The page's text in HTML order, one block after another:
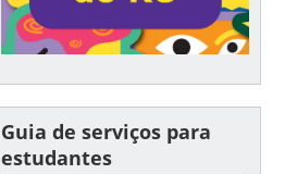
Guia de serviços para
estudantes